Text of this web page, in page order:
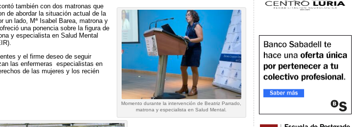
Momento durante la intervención de Beatriz Parrado,
matrona y especialista en Salud Mental.
también con dos matronas que
de abordar la situación actual de la
un lado, Mª Isabel Barea, matrona y
una ponencia sobre la figura de
y especialista en Salud Mental
y el firme deseo de seguir
las enfermeras especialistas en
de las mujeres y los recién